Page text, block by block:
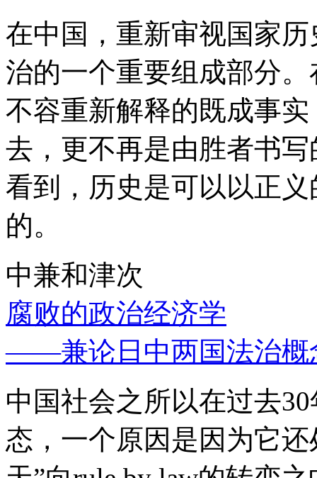
在中国，重新审视国家
治的一个重要组成部分
不容重新解释的既成事
去，更不再是由胜者书
看到，历史是可以以正
的。
中兼和津次
腐败的政治经济学
——兼论日中两国法治概
中国社会之所以在过去
态，一个原因是因为它